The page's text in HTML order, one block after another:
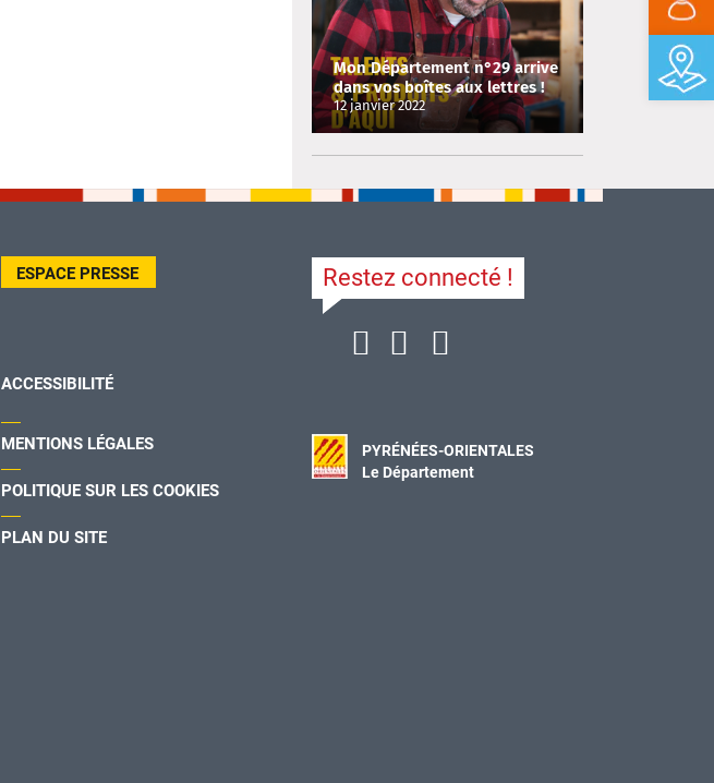
Mon Département n°29 arrive
dans vos boîtes aux lettres !
12 janvier 2022
ESPACE PRESSE
ACCESSIBILITÉ
MENTIONS LÉGALES
POLITIQUE SUR LES COOKIES
PLAN DU SITE
Restez connecté !
PYRÉNÉES-ORIENTALES
Le Département